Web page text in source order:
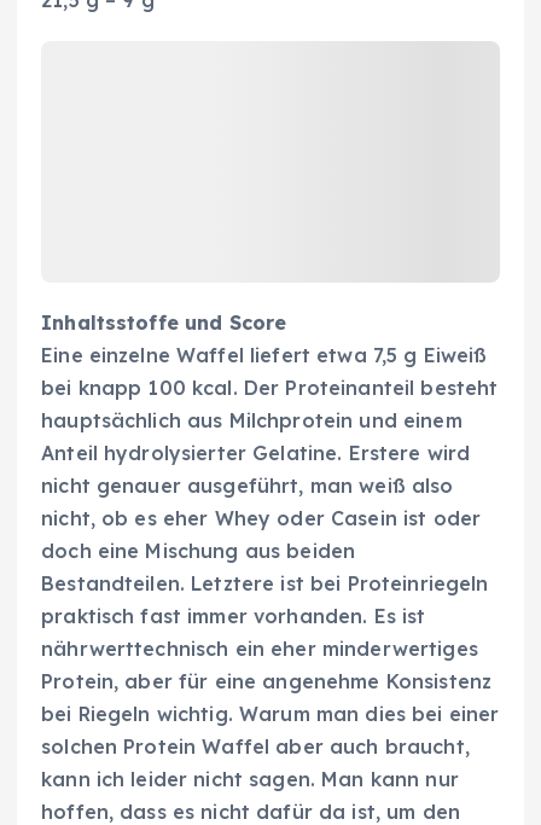
Inhaltsstoffe und Score
Eine einzelne Waffel liefert etwa 7,5 g Eiweiß
bei knapp 100 kcal. Der Proteinanteil besteht
hauptsächlich aus Milchprotein und einem
Anteil hydrolysierter Gelatine. Erstere wird
nicht genauer ausgeführt, man weiß also
nicht, ob es eher Whey oder Casein ist oder
doch eine Mischung aus beiden
Bestandteilen. Letztere ist bei Proteinriegeln
praktisch fast immer vorhanden. Es ist
nährwerttechnisch ein eher minderwertiges
Protein, aber für eine angenehme Konsistenz
bei Riegeln wichtig. Warum man dies bei einer
solchen Protein Waffel aber auch braucht,
kann ich leider nicht sagen. Man kann nur
hoffen, dass es nicht dafür da ist, um den